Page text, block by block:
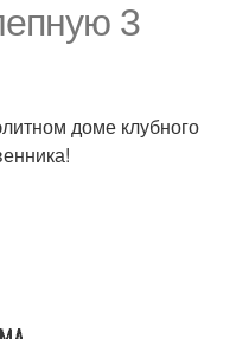
3
доме клубного